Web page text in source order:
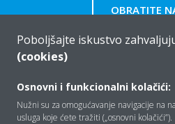
OBRATITE
Tko smo mi
Poboljšajte iskustvo
(cookies)
Osnovni i funkcionalni kolačići:
Nužni su za omogućavanje navigacije na
usluga koje ćete tražiti („osnovni kolačići”).